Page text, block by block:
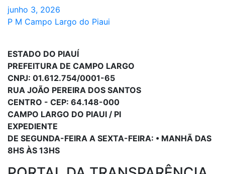
junho 3, 2026
P M Campo Largo do Piaui
ESTADO DO PIAUÍ
PREFEITURA DE CAMPO LARGO
CNPJ: 01.612.754/0001-65
RUA JOÃO PEREIRA DOS SANTOS
CENTRO - CEP: 64.148-000
CAMPO LARGO DO PIAUI / PI
EXPEDIENTE
DE SEGUNDA-FEIRA A SEXTA-FEIRA: • MANHÃ DAS
8HS ÀS 13HS